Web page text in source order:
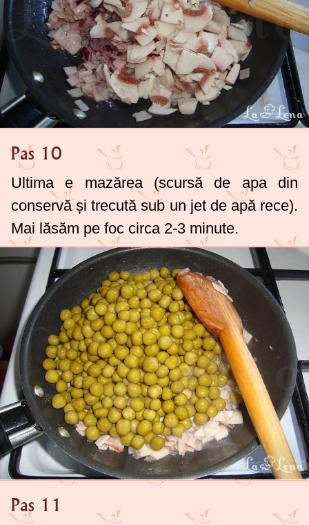
Pas 10
Ultima e mazărea (scursă de apa din
conservă și trecută sub un jet de apă rece).
Mai lăsăm pe foc circa 2-3 minute.
Pas 11